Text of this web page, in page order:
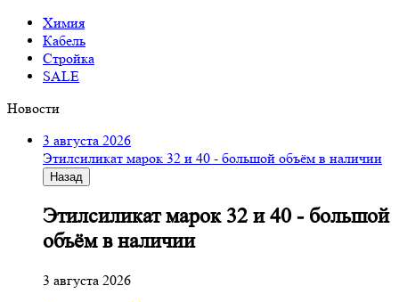
Химия
Кабель
Стройка
SALE
Новости
3 августа 2026
Этилсиликат марок 32 и 40 - большой объём в наличии
Назад
Этилсиликат марок 32 и 40 - большой
объём в наличии
3 августа 2026